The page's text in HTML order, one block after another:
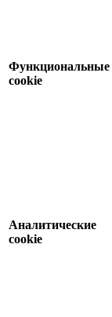
Функциональные
cookie
Аналитические
cookie